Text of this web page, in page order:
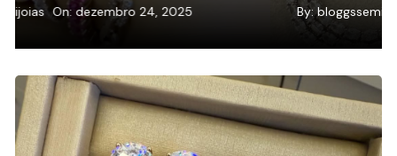
By: bloggssemijoias On:dezembro 16, 2025